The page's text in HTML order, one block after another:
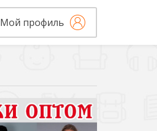
Мой профиль